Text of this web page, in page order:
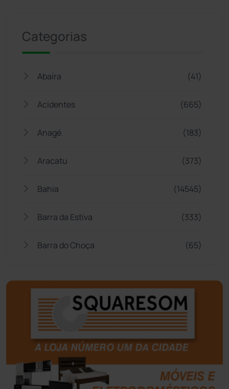
Categorias
Abaíra (41)
Acidentes (665)
Anagé (183)
Aracatu (373)
Bahia (14545)
Barra da Estiva (333)
Barra do Choça (65)
Bom Jesus da Lapa (505)
Boquira (152)
Botuporã
Brasil (7679)